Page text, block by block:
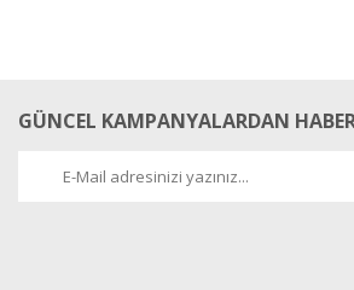
GÜNCEL KAMPANYALARDAN